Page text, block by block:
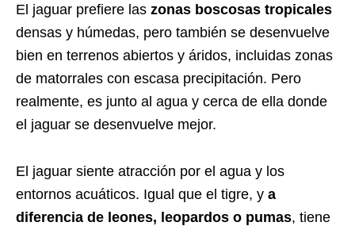
El jaguar prefiere las zonas boscosas tropicales
densas y húmedas, pero también se desenvuelve
bien en terrenos abiertos y áridos, incluidas zonas
de matorrales con escasa precipitación. Pero
realmente, es junto al agua y cerca de ella donde
el jaguar se desenvuelve mejor.
El jaguar siente atracción por el agua y los
entornos acuáticos. Igual que el tigre, y a
diferencia de leones, leopardos o pumas, tiene